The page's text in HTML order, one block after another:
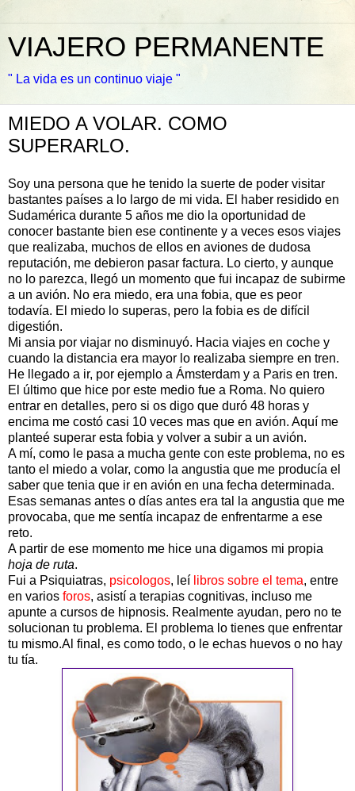
VIAJERO PERMANENTE
" La vida es un continuo viaje "
MIEDO A VOLAR. COMO
SUPERARLO.
Soy una persona que he tenido la suerte de poder visitar
bastantes países a lo largo de mi vida. El haber residido en
Sudamérica durante 5 años me dio la oportunidad de
conocer bastante bien ese continente y a veces esos viajes
que realizaba, muchos de ellos en aviones de dudosa
reputación, me debieron pasar factura. Lo cierto, y aunque
no lo parezca, llegó un momento que fui incapaz de subirme
a un avión. No era miedo, era una fobia, que es peor
todavía. El miedo lo superas, pero la fobia es de difícil
digestión.
Mi ansia por viajar no disminuyó. Hacia viajes en coche y
cuando la distancia era mayor lo realizaba siempre en tren.
He llegado a ir, por ejemplo a Ámsterdam y a Paris en tren.
El último que hice por este medio fue a Roma. No quiero
entrar en detalles, pero si os digo que duró 48 horas y
encima me costó casi 10 veces mas que en avión. Aquí me
planteé superar esta fobia y volver a subir a un avión.
A mí, como le pasa a mucha gente con este problema, no es
tanto el miedo a volar, como la angustia que me producía el
saber que tenia que ir en avión en una fecha determinada.
Esas semanas antes o días antes era tal la angustia que me
provocaba, que me sentía incapaz de enfrentarme a ese
reto.
A partir de ese momento me hice una digamos mi propia
hoja de ruta.
Fui a Psiquiatras, psicologos, leí libros sobre el tema, entre
en varios foros, asistí a terapias cognitivas, incluso me
apunte a cursos de hipnosis. Realmente ayudan, pero no te
solucionan tu problema. El problema lo tienes que enfrentar
tu mismo.Al final, es como todo, o le echas huevos o no hay
tu tía.